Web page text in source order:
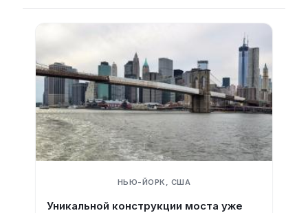
НЬЮ-ЙОРК, США
Уникальной конструкции моста уже